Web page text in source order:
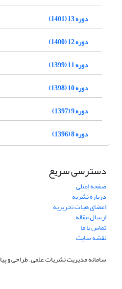
دوره 13 (1401)
دوره 12 (1400)
دوره 11 (1399)
دوره 10 (1398)
دوره 9 (1397)
دوره 8 (1396)
دسترسی سریع
صفحه اصلی
درباره نشریه
اعضای هیات تحریریه
ارسال مقاله
تماس با ما
نقشه سایت
سامانه مدیریت نشریات علمی.طراحی و